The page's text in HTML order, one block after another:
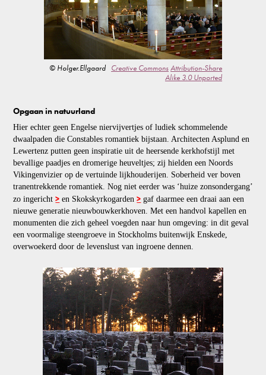
© Holger.Ellgaard Creative Commons Attribution-Share
Alike 3.0 Unported
Opgaan in natuurland
Hier echter geen Engelse niervijvertjes of ludiek schommelende
dwaalpaden die Constables romantiek bijstaan. Architecten Asplund en
Lewertenz putten geen inspiratie uit de heersende kerkhofstijl met
bevallige paadjes en dromerige heuveltjes; zij hielden een Noords
Vikingenvizier op de vertuinde lijkhouderijen. Soberheid ver boven
tranentrekkende romantiek. Nog niet eerder was ‘huize zonsondergang’
zo ingericht> en Skokskyrkogarden> gaf daarmee een draai aan een
nieuwe generatie nieuwbouwkerkhoven. Met een handvol kapellen en
monumenten die zich geheel voegden naar hun omgeving: in dit geval
een voormalige steengroeve in Stockholms buitenwijk Enskede,
overwoekerd door de levenslust van ingroene dennen.